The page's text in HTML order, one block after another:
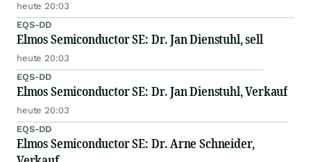
heute 20:03
EQS-DD
Elmos Semiconductor SE: Dr. Jan Dienstuhl, sell
heute 20:03
EQS-DD
Elmos Semiconductor SE: Dr. Jan Dienstuhl, Verkauf
heute 20:03
EQS-DD
Elmos Semiconductor SE: Dr. Arne Schneider,